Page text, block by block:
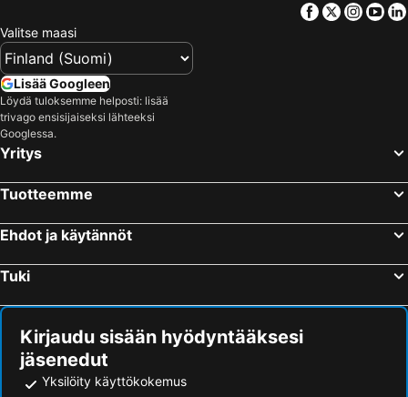
Hotellit – Bruksvallarna
Hotellit – Berg
Hotellit – Lofsdalen
Hotellit – Oviken
Hotellit – Gällö
Facebook
Twitter
Valitse maasi
Lisää Googleen
Löydä tuloksemme helposti: lisää
trivago ensisijaiseksi lähteeksi
Googlessa.
Yritys
Tuotteemme
Ehdot ja käytännöt
Tuki
Kirjaudu sisään hyödyntääksesi
jäsenedut
Yksilöity käyttökokemus